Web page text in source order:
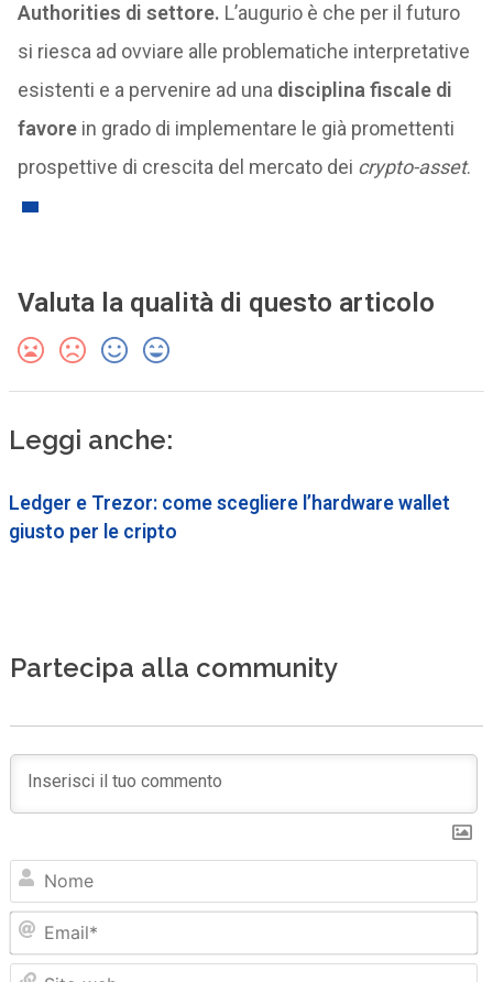
Authorities di settore. L’augurio è che per il futuro
si riesca ad ovviare alle problematiche interpretative
esistenti e a pervenire ad una disciplina fiscale di
favorein grado di implementare le già promettenti
prospettive di crescita del mercato dei crypto-asset.
Valuta la qualità di questo articolo
Leggi anche:
Ledger e Trezor: come scegliere l’hardware wallet
giusto per le cripto
Partecipa alla community